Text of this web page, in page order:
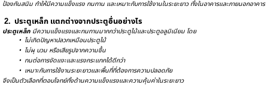
ป้องกันสนิม ทำให้มีความแข็งแรง ทนทาน และเหมาะกับการใช้งานในระยะยาว ทั้งในอาคารและภายนอกอาคาร
2.  ประตูเหล็ก แตกต่างจากประตูอื่นอย่างไร
ประตูเหล็ก มีความแข็งแรงและทนทานมากกว่าประตูไม้และประตูอลูมิเนียม โดย
•  ไม่เกิดปัญหาปลวกเหมือนประตูไม้
•  ไม่ผุ บวม หรือเสียรูปจากความชื้น
•  ทนต่อการงัดแงะและแรงกระแทกได้ดีกว่า
•  เหมาะกับการใช้งานระยะยาวและพื้นที่ที่ต้องการความปลอดภัย
จึงเป็นตัวเลือกที่ตอบโจทย์ทั้งด้านความแข็งแรงและความคุ้มค่าในระยะยาว